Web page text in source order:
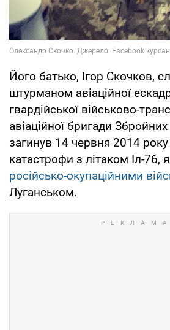
Його батько, Ігор Скочков,
штурманом авіаційної
гвардійської військово-
авіаційної бригади
загинув 14 червня 2014 року
катастрофи з літаком Іл-76,
російсько-окупаційними
Луганськом.